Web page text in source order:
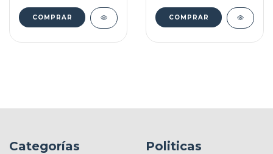
Categorías Politicas